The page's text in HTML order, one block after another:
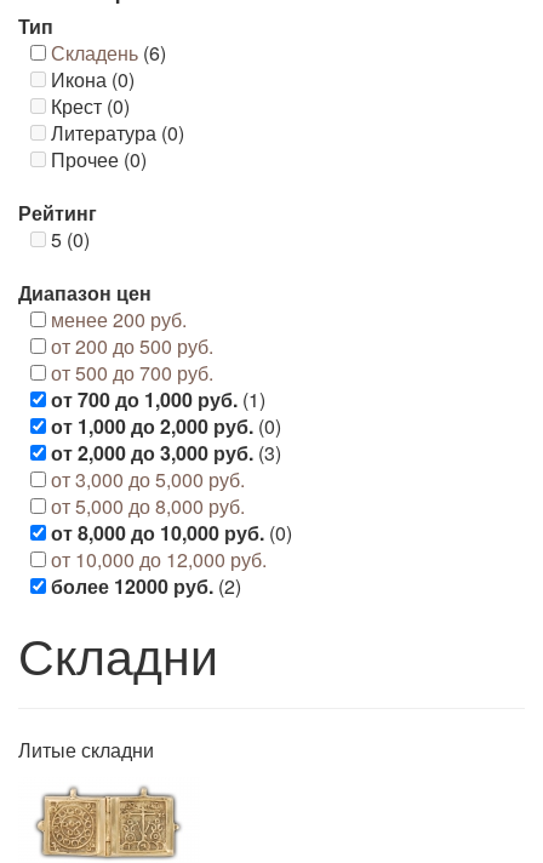
Тип
Складень (6)
Икона (0)
Крест (0)
Литература (0)
Прочее (0)
Рейтинг
5 (0)
Диапазон цен
менее 200 руб.
от 200 до 500 руб.
от 500 до 700 руб.
от 700 до 1,000 руб. (1)
от 1,000 до 2,000 руб. (0)
от 2,000 до 3,000 руб. (3)
от 3,000 до 5,000 руб.
от 5,000 до 8,000 руб.
от 8,000 до 10,000 руб. (0)
от 10,000 до 12,000 руб.
более 12000 руб. (2)
Складни
Литые складни